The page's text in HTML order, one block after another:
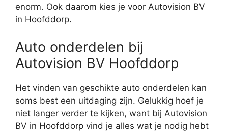
enorm. Ook daarom kies je voor Autovision BV
in Hoofddorp.
Auto onderdelen bij
Autovision BV Hoofddorp
Het vinden van geschikte auto onderdelen kan
soms best een uitdaging zijn. Gelukkig hoef je
niet langer verder te kijken, want bij Autovision
BV in Hoofddorp vind je alles wat je nodig hebt